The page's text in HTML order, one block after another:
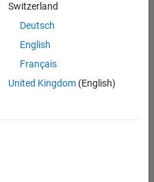
Switzerland
Deutsch
English
Français
United Kingdom(English)